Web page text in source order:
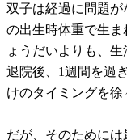
双子は経過に問題
の出生時体重で生ま
ょうだいよりも、
退院後、1週間を過
けのタイミングを徐
だが、そのために